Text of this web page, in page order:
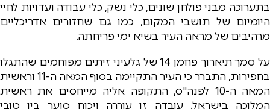
בתערוכה מבני פולחן שונים, כלי נשק, כלי עבודה ועדויות לחיי
היומיום של תושבי המקום, כמו גם שחזורים אדריכליים
מרהיבים של מראה העיר בשיא ימי פריחתה.
על סמך תיארוך פחמן 14 של גלעיני זיתים מפוחמים שהתגלו
בחפירות, התברר כי העיר התקיימה בסוף המאה ה-11 וראשית
המאה ה-10 לפנה"ס, התקופה אליה מייחסים את ראשית
המלוכה בישראל. עובדה זו עוררה ויכוח סוער בין טובי